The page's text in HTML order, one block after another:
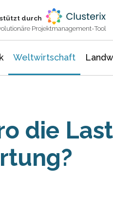
durch
Projektmanagement-Tool
Weltwirtschaft
die